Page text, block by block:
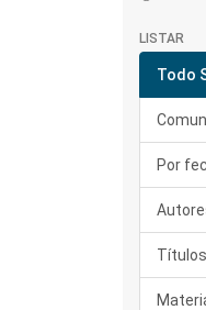
LISTAR
Todo
Por
Títulos